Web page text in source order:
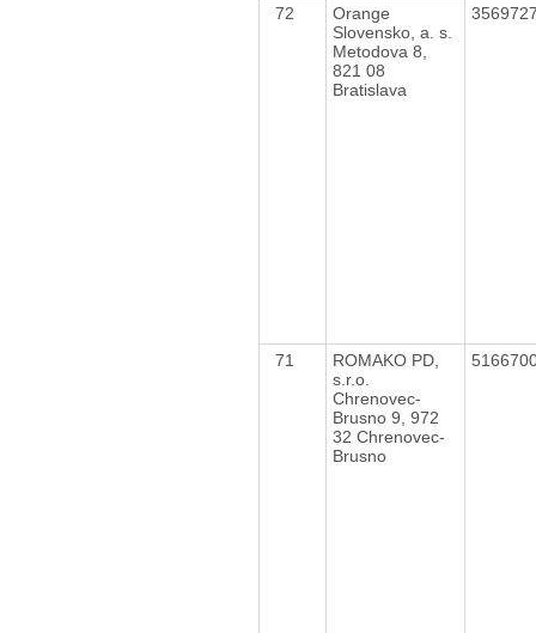
72
Orange
Slovensko, a. s.
Metodova 8,
821 08
Bratislava
71
ROMAKO PD,
s.r.o.
Chrenovec-
Brusno 9, 972
32 Chrenovec-
Brusno